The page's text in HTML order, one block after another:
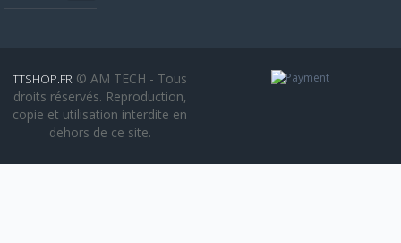
TTSHOP.FR © AM TECH - Tous
droits réservés. Reproduction,
copie et utilisation interdite en
dehors de ce site.